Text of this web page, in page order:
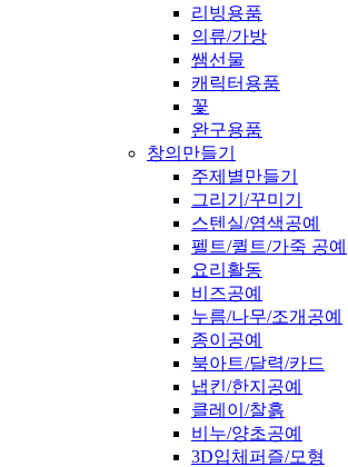
리빙용품
의류/가방
쌤선물
캐릭터용품
꽃
완구용품
창의만들기
주제별만들기
그리기/꾸미기
스텐실/염색공예
펠트/퀼트/가죽 공예
요리활동
비즈공예
누름/나무/조개공예
종이공예
북아트/달력/카드
냅킨/한지공예
클레이/찰흙
비누/양초공예
3D입체퍼즐/모형